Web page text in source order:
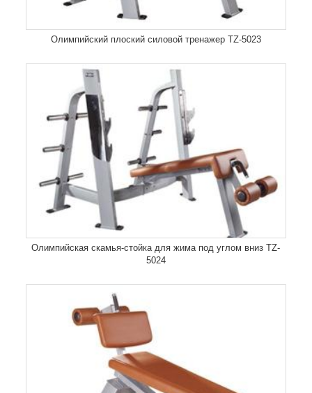
Олимпийский плоский силовой тренажер TZ-5023
Олимпийская скамья-стойка для жима под углом вниз TZ-
5024